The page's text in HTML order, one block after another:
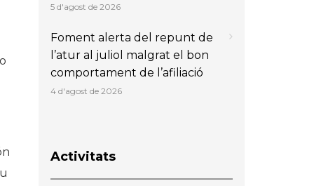
5 d'agost de 2026
Foment alerta del repunt de
l’atur al juliol malgrat el bon
comportament de l’afiliació
4 d'agost de 2026
Activitats